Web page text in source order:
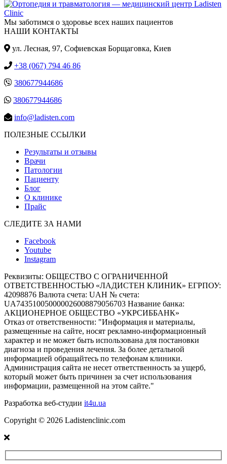
Мы заботимся о здоровье всех наших пациентов
НАШИ КОНТАКТЫ
ул. Лесная, 97, Cофиевская Борщаговка, Киев
+38 (067) 794 46 86
380677944686
380677944686
info@ladisten.com
ПОЛЕЗНЫЕ ССЫЛКИ
Результаты и отзывы
Врачи
Патологии
Пациенту
Блог
О клинике
Прайс
СЛЕДИТЕ ЗА НАМИ
Facebook
Youtube
Instagram
Реквизиты: ОБЩЕСТВО С ОГРАНИЧЕННОЙ
ОТВЕТСТВЕННОСТЬЮ «ЛАДИСТЕН КЛИНИК» ЕГРПОУ:
42098876 Валюта счета: UAH № счета:
UA743510050000026008879056703 Название банка:
АКЦИОНЕРНОЕ ОБЩЕСТВО «УКРСИББАНК»
Отказ от ответственности: "Информация и материалы,
размещенные на сайте, носят рекламно-информационный
характер и не может быть использована для постановки
диагноза и проведения лечения. За более детальной
информацией обращайтесь по телефонам клиники.
Администрация сайта не несет ответственность за ущерб,
который может быть причинен за счет использования
информации, размещенной на этом сайте."
Разработка веб-студии it4u.ua
Copyright © 2026 Ladistenclinic.com